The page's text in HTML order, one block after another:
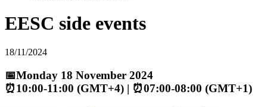
EESC side events
18/11/2024
📅Monday 18 November 2024
⏰10:00-11:00 (GMT+4) | ⏰07:00-08:00 (GMT+1)